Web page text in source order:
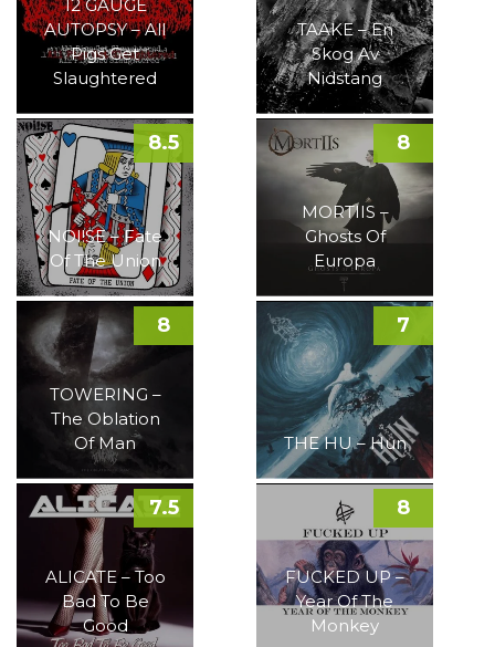
12 GAUGE
AUTOPSY – All
Pigs Get
Slaughtered
TAAKE – En
Skog Av
Nidstang
NOI!SE – Fate
Of The Union
8.5
MORTIIS –
Ghosts Of
Europa
8
TOWERING –
The Oblation
Of Man
8
THE HU – Hun
7
ALICATE – Too
Bad To Be
Good
7.5
FUCKED UP –
Year Of The
Monkey
8